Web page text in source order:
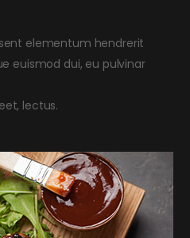
elementum hendrerit
euismod dui, eu pulvinar
lectus.